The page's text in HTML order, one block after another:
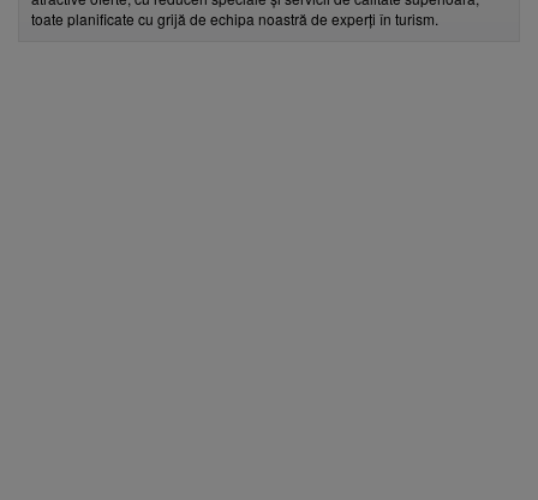
toate planificate cu grijă de echipa noastră de experți în turism.